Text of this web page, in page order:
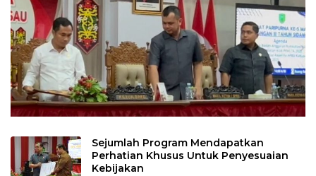
Sejumlah Program Mendapatkan
Perhatian Khusus Untuk Penyesuaian
Kebijakan